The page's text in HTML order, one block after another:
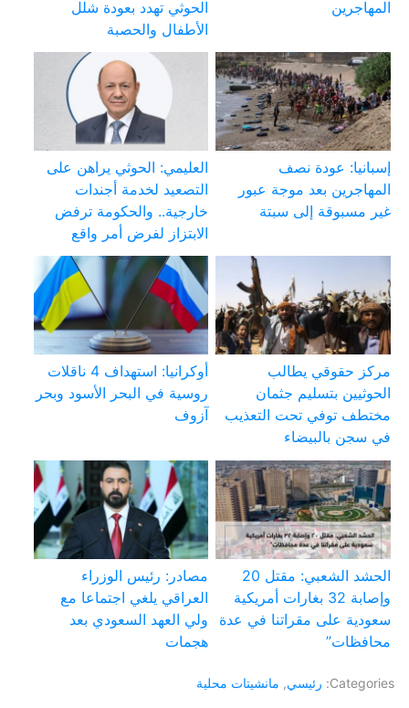
المهاجرين
الحوثي تهدد بعودة شلل
الأطفال والحصبة
إسبانيا: عودة نصف
المهاجرين بعد موجة عبور
غير مسبوقة إلى سبتة
العليمي: الحوثي يراهن على
التصعيد لخدمة أجندات
خارجية.. والحكومة ترفض
الابتزاز لفرض أمر واقع
مركز حقوقي يطالب
الحوثيين بتسليم جثمان
مختطف توفي تحت التعذيب
في سجن بالبيضاء
أوكرانيا: استهداف 4 ناقلات
روسية في البحر الأسود وبحر
آزوف
الحشد الشعبي: مقتل 20
وإصابة 32 بغارات أمريكية
سعودية على مقراتنا في عدة
محافظات”
مصادر: رئيس الوزراء
العراقي يلغي اجتماعا مع
ولي العهد السعودي بعد
هجمات
Categories: رئيسي, مانشيتات محلية